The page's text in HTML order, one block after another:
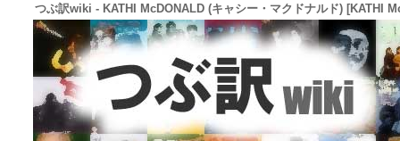
つぶ訳wiki - KATHI McDONALD (キャシー・マクドナルド) [KATHI